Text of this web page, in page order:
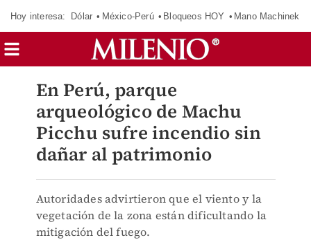
Hoy interesa: Dólar México-Perú Bloqueos HOY Mano Machinek
En Perú, parque
arqueológico de Machu
Picchu sufre incendio sin
dañar al patrimonio
Autoridades advirtieron que el viento y la
vegetación de la zona están dificultando la
mitigación del fuego.